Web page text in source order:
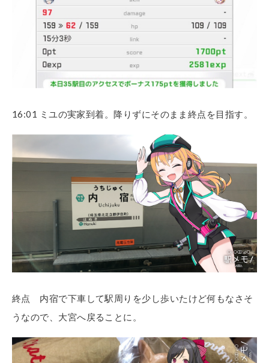
16:01 ミユの実家到着。降りずにそのまま終点を目指す。
終点 内宿で下車して駅周りを少し歩いたけど何もなさそ
うなので、大宮へ戻ることに。